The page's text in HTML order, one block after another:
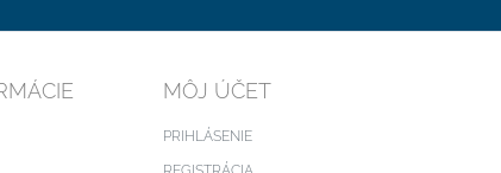
MÔJ ÚČET
PRIHLÁSENIE